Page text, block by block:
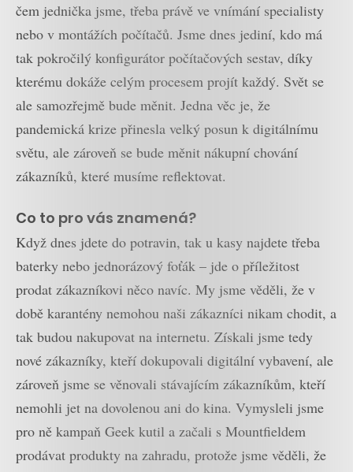
čem jednička jsme, třeba právě ve vnímání specialisty
nebo v montážích počítačů. Jsme dnes jediní, kdo má
tak pokročilý konfigurátor počítačových sestav, díky
kterému dokáže celým procesem projít každý. Svět se
ale samozřejmě bude měnit. Jedna věc je, že
pandemická krize přinesla velký posun k digitálnímu
světu, ale zároveň se bude měnit nákupní chování
zákazníků, které musíme reflektovat.
Co to pro vás znamená?
Když dnes jdete do potravin, tak u kasy najdete třeba
baterky nebo jednorázový foťák – jde o příležitost
prodat zákazníkovi něco navíc. My jsme věděli, že v
době karantény nemohou naši zákazníci nikam chodit, a
tak budou nakupovat na internetu. Získali jsme tedy
nové zákazníky, kteří dokupovali digitální vybavení, ale
zároveň jsme se věnovali stávajícím zákazníkům, kteří
nemohli jet na dovolenou ani do kina. Vymysleli jsme
pro ně kampaň Geek kutil a začali s Mountfieldem
prodávat produkty na zahradu, protože jsme věděli, že